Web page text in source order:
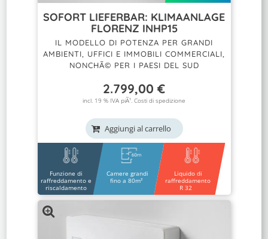
SOFORT LIEFERBAR: KLIMAANLAGE
FLORENZ INHP15
IL MODELLO DI POTENZA PER GRANDI
AMBIENTI, UFFICI E IMMOBILI COMMERCIALI,
NONCHÃ© PER I PAESI DEL SUD
2.799,00 €
incl. 19 % IVA piÃ¹. Costi di spedizione
Aggiungi al carrello
Funzione di
raffreddamento e
riscaldamento
Camere grandi
fino a 80m²
Liquido di
raffreddamento
R 32